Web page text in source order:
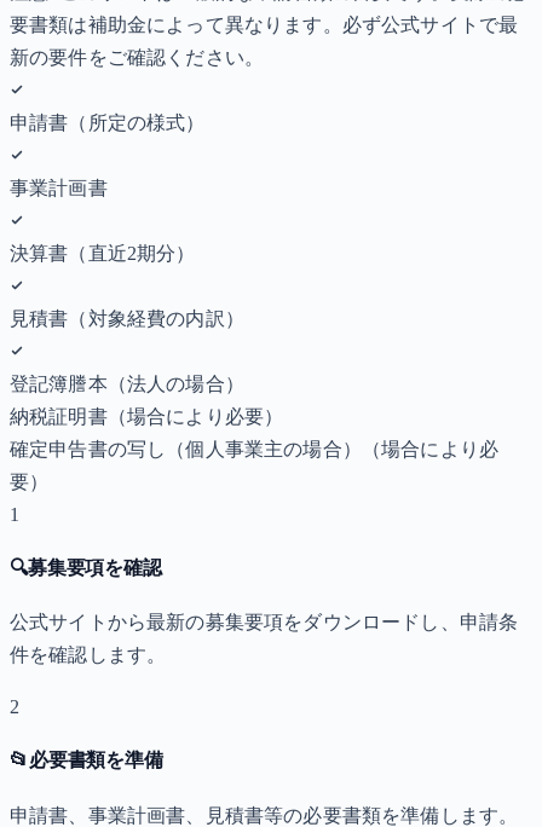
要書類は補助金によって異なります。必ず公式サイトで最
新の要件をご確認ください。
申請書（所定の様式）
事業計画書
決算書（直近2期分）
見積書（対象経費の内訳）
登記簿謄本（法人の場合）
納税証明書（場合により必要）
確定申告書の写し（個人事業主の場合）
（場合により必
要）
1
🔍募集要項を確認
公式サイトから最新の募集要項をダウンロードし、申請条
件を確認します。
2
📂 必要書類を準備
申請書、事業計画書、見積書等の必要書類を準備します。